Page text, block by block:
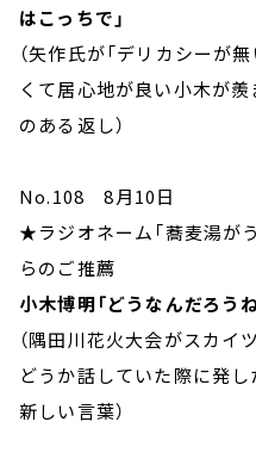
はこっちで」
（矢作氏が「デリカシーが
くて居心地が良い小木が
のある返し）
No.108 8月10日
★ラジオネーム「蕎麦湯が
らのご推薦
小木博明「どうなんだろう
（隅田川花火大会がスカ
どうか話していた際に発し
新しい言葉）